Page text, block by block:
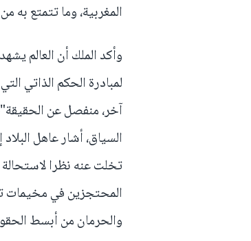
المغربية، وما تتمتع به
وأكد الملك أن العالم
لمبادرة الحكم الذاتي
آخر، منفصل عن
السياق، أشار عاهل
تخلت عنه نظرا
المحتجزين في مخيمات
والحرمان من أبسط